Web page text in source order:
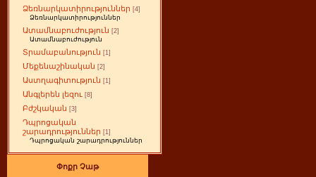
Ձեռնարկատիրություններ [4]
Ձեռնարկատիրություններ
Ատամնաբուժություն [2]
Ատամնաբուժություն
Տրամաբանություն [1]
Մեքենաշինական [2]
Աստղագիտություն [1]
Անգլերեն լեզու [8]
Բժշկական [3]
Դպրոցական
շարադրություններ [1]
Դպրոցական շարադրություններ
Փոքր Չաթ